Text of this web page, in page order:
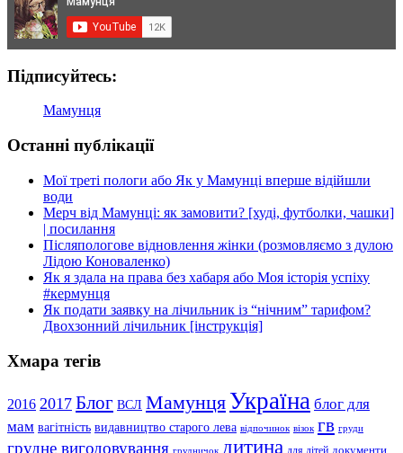
Підписуйтесь:
Мамунця
Останні публікації
Мої треті пологи або Як у Мамунці вперше відійшли
води
Мерч від Мамунці: як замовити? [худі, футболки, чашки]
| посилання
Післяпологове відновлення жінки (розмовляємо з дулою
Лідою Коноваленко)
Як я здала на права без хабаря або Моя історія успіху
#кермунця
Як подати заявку на лічильник із “нічним” тарифом?
Двохзонний лічильник [інструкція]
Хмара тегів
2016 2017 Блог ВСЛ МамунцяУкраїна блог для
мам вагітність видавництво старого лева відпочинок візок гв груди
грудне вигодовування дитина документи